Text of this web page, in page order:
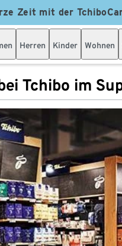
Zeit mit der
Herren Kinder Wohnen
Tchibo im